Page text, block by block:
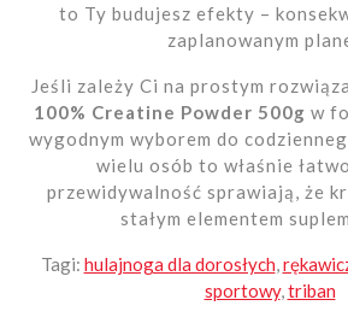
to Ty budujesz efekty –
zaplanowanym
Jeśli zależy Ci na prostym
100% Creatine Powder 500g w
wygodnym wyborem do
wielu osób to właśnie
przewidywalność sprawiają, że
stałym elementem
Tagi: hulajnoga dla dorosłych,
sportowy,triban